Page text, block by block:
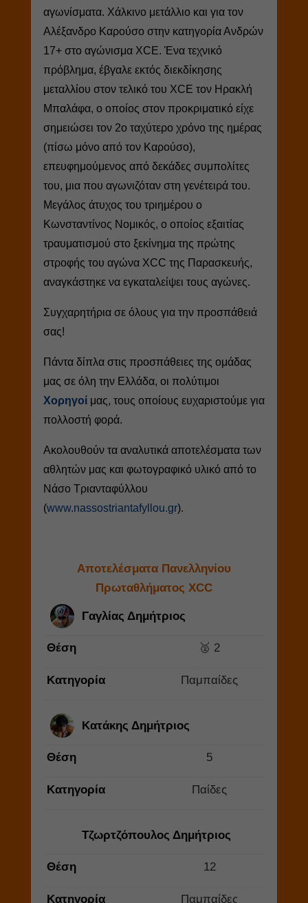
αγωνίσματα. Χάλκινο μετάλλιο και για τον
Αλέξανδρο Καρούσο στην κατηγορία Ανδρών
17+ στο αγώνισμα XCE. Ένα τεχνικό
πρόβλημα, έβγαλε εκτός διεκδίκησης
μεταλλίου στον τελικό του XCE τον Ηρακλή
Μπαλάφα, ο οποίος στον προκριματικό είχε
σημειώσει τον 2ο ταχύτερο χρόνο της ημέρας
(πίσω μόνο από τον Καρούσο),
επευφημούμενος από δεκάδες συμπολίτες
του, μια που αγωνιζόταν στη γενέτειρά του.
Μεγάλος άτυχος του τριημέρου ο
Κωνσταντίνος Νομικός, ο οποίος εξαιτίας
τραυματισμού στο ξεκίνημα της πρώτης
στροφής του αγώνα XCC της Παρασκευής,
αναγκάστηκε να εγκαταλείψει τους αγώνες.
Συγχαρητήρια σε όλους για την προσπάθειά
σας!
Πάντα δίπλα στις προσπάθειες της ομάδας
μας σε όλη την Ελλάδα, οι πολύτιμοι
Χορηγοί μας, τους οποίους ευχαριστούμε για
πολλοστή φορά.
Ακολουθούν τα αναλυτικά αποτελέσματα των
αθλητών μας και φωτογραφικό υλικό από το
Νάσο Τριανταφύλλου
(www.nassostriantafyllou.gr).
Αποτελέσματα Πανελληνίου
Πρωταθλήματος XCC
Γαγλίας Δημήτριος
Θέση 🥈 2
Κατηγορία Παμπαίδες
Κατάκης Δημήτριος
Θέση 5
Κατηγορία Παίδες
Τζωρτζόπουλος Δημήτριος
Θέση 12
Κατηγορία Παμπαίδες